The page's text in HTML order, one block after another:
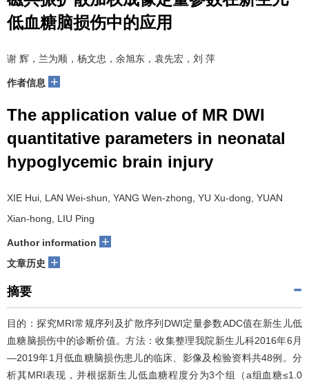
低血糖脑损伤中的应用
谢 辉，兰为顺，杨文忠，余旭东，袁先宏，刘 萍
作者信息 +
The application value of MR DWI
quantitative parameters in neonatal
hypoglycemic brain injury
XIE Hui, LAN Wei-shun, YANG Wen-zhong, YU Xu-dong, YUAN
Xian-hong, LIU Ping
Author information +
文章历史 +
摘要
目的：探究MRI常规序列及扩散序列DWI定量参数ADC值在新生儿低
血糖脑损伤中的诊断价值。方法：收集整理我院新生儿科2016年6月
—2019年1月低血糖脑损伤患儿的临床、影像及检验资料共48例。分
析其MRI表现，并根据新生儿低血糖程度分为3个组（a组血糖≤1.0